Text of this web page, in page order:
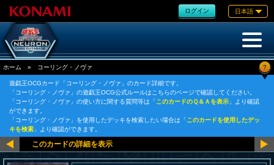
ログイン 日本語
ホーム » コーリング・ノヴァ ?
遊戯王OCGカード「コーリング・ノヴァ」のカード詳細です。
「コーリング・ノヴァ」の遊戯王OCG公式ルールはこちらのページで確認してください。
「コーリング・ノヴァ」の使い方に関する質問等は「このカードのＱ＆Ａを表示 」より確認
ができます。
「コーリング・ノヴァ」を使用したデッキを検索したい場合は「このカードを使用したデッ
キを検索 」より確認ができます。